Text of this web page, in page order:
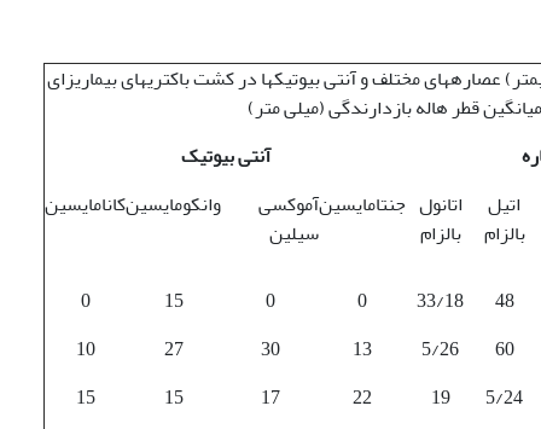
عصاره­های مختلف و آنتی بیوتیک­ها در کشت باکتری­های بیماری­زای
قطر هاله بازدارندگی (میلی متر)
آنتی بیوتیک
کانامایسینوانکومایسین
آموکسی
سیلین
جنتامایسین اتانول
بالزام
اتیل
بالزام
0
15 0 0 33/18
48
10
27 30 13 5/26
60
15
15 17 22 19 5/24